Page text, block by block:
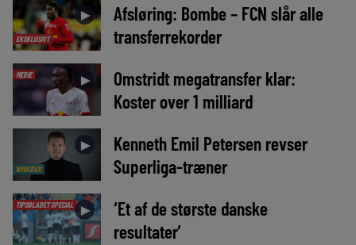
EKSKLUSIVT
►
Afsløring: Bombe – FCN slår alle
transferrekorder
MEDIE ►
Omstridt megatransfer klar:
Koster over 1 milliard
NYHEDER
►
Kenneth Emil Petersen revser
Superliga-træner
TIPSBLADET SPECIAL ►
‘Et af de største danske
resultater’